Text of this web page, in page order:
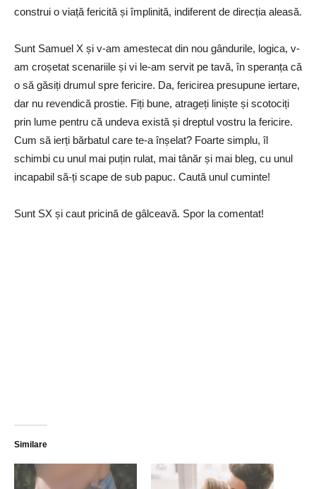
construi o viață fericită și împlinită, indiferent de direcția aleasă.
Sunt Samuel X și v-am amestecat din nou gândurile, logica, v-
am croșetat scenariile și vi le-am servit pe tavă, în speranța că
o să găsiți drumul spre fericire. Da, fericirea presupune iertare,
dar nu revendică prostie. Fiți bune, atrageți liniște și scotociți
prin lume pentru că undeva există și dreptul vostru la fericire.
Cum să ierți bărbatul care te-a înșelat? Foarte simplu, îl
schimbi cu unul mai puțin rulat, mai tânăr și mai bleg, cu unul
incapabil să-ți scape de sub papuc. Caută unul cuminte!
Sunt SX și caut pricină de gâlceavă. Spor la comentat!
Similare